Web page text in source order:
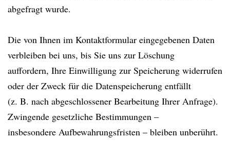
abgefragt wurde.
Die von Ihnen im Kontaktformular eingegebenen Daten
verbleiben bei uns, bis Sie uns zur Löschung
auffordern, Ihre Einwilligung zur Speicherung widerrufen
oder der Zweck für die Datenspeicherung entfällt
(z. B. nach abgeschlossener Bearbeitung Ihrer Anfrage).
Zwingende gesetzliche Bestimmungen –
insbesondere Aufbewahrungsfristen – bleiben unberührt.